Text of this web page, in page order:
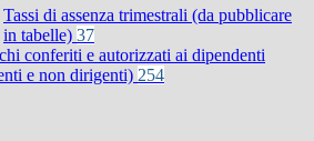
Tassi di assenza trimestrali (da pubblicare
in tabelle) 37
conferiti e autorizzati ai dipendenti
e non dirigenti) 254